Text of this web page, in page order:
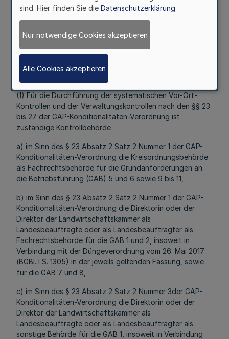
Mehr
Fußnoten
(1) Für die Durchführung der systematischen Vor-Ort-
Kontrollen und der Verwaltungskontrollen nach den §§ 23
bis 27 der GAP-Konditionalitäten-Verordnung ist
zuständige Kontrollbehörde
a) im Sinn des § 23 Absatz 2 Satz 2 Nummer 1 der GAP-
Konditionalitäten-Verordnung die Kreisordnungsbehörde
als Fachrechtsbehörde für die Grundanforderungen an
die Betriebsführung (GAB) 5 und 6 sowie 9 bis 11,
b) im Sinn des § 23 Absatz 2 Satz 2 Nummer 1 der GAP-
Konditionalitäten-Verordnung die Direktorin oder der
Direktor der Landwirtschaftskammer als
Landesbeauftragte oder als Landesbeauftragter als
Fachrechtsbehörde für die GAB 1 und 2, insoweit in
Verbindung mit der Düngeverordnung vom 26. Mai 2017
(BGBl. I S. 1305) in der jeweils geltenden Fassung, sowie
für die GAB 7 und 8,
c) im Sinn des § 23 Absatz 2 Satz 2 Nummer 3der GAP-
Konditionalitäten-Verordnung die Direktorin oder der
Direktor der Landwirtschaftskammer als
Landesbeauftragte oder als Landesbeauftragter als
sonstige Behörde für die GAB 1, insoweit in Verbindung
sind. Hier finden Sie die Datenschutzerklärung
Nur notwendige Cookies akzeptieren
Alle Cookies akzeptieren